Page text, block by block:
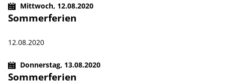
Mittwoch, 12.08.2020
Sommerferien
12.08.2020
Donnerstag, 13.08.2020
Sommerferien